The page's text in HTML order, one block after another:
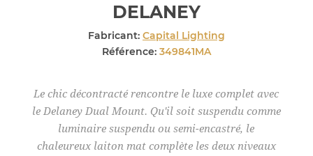
DELANEY
Fabricant: Capital Lighting
Référence: 349841MA
Le chic décontracté rencontre le luxe complet avec
le Delaney Dual Mount. Qu'il soit suspendu comme
luminaire suspendu ou semi-encastré, le
chaleureux laiton mat complète les deux niveaux